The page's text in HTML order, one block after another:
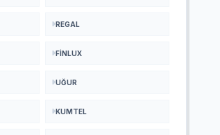
REGAL
FINLUX
UĞUR
KUMTEL